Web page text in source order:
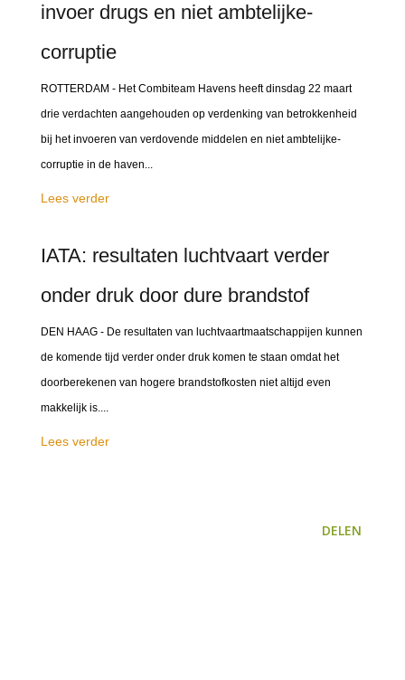
invoer drugs en niet ambtelijke-
corruptie
ROTTERDAM - Het Combiteam Havens heeft dinsdag 22 maart
drie verdachten aangehouden op verdenking van betrokkenheid
bij het invoeren van verdovende middelen en niet ambtelijke-
corruptie in de haven...
Lees verder
IATA: resultaten luchtvaart verder
onder druk door dure brandstof
DEN HAAG - De resultaten van luchtvaartmaatschappijen kunnen
de komende tijd verder onder druk komen te staan omdat het
doorberekenen van hogere brandstofkosten niet altijd even
makkelijk is....
Lees verder
DELEN